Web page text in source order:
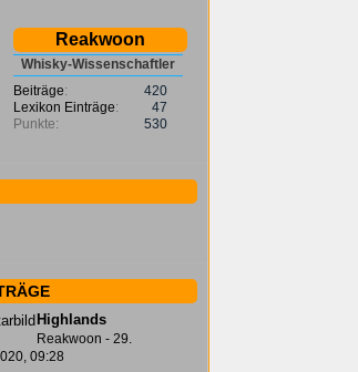
Reakwoon
Whisky-Wissenschaftler
Beiträge
420
Lexikon Einträge
47
Punkte
530
Highlands
Reakwoon -29.
09:28